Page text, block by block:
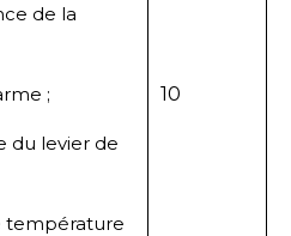
de la
;
du levier de
température
10